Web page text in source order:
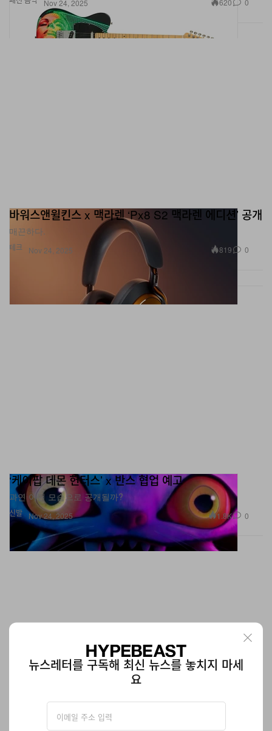
Nov 24, 2025 620 0
테크
바워스앤윌킨스 x 맥라렌 ‘Px8 S2 맥라렌 에디션’ 공개
매끈하다.
Nov 24, 2025 819 0
신발
‘케이팝 데몬 헌터스’ x 반스 협업 예고
과연 어떤 모습으로 공개될까?
Nov 24, 2025 1.8K 0
포스트 아카이브 팩션 x 디스트릭트 비전 ‘준야 레이서
뉴스레터를 구독해 최신 뉴스를 놓치지 마세
요